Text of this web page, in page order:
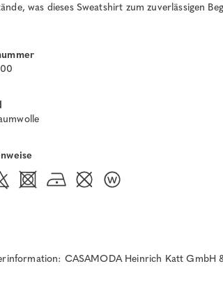
was dieses Sweatshirt zum zuverlässigen
CASAMODA Heinrich Katt GmbH